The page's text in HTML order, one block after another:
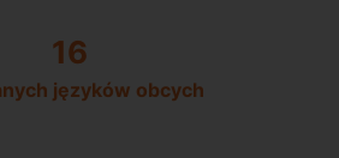
16
języków obcych